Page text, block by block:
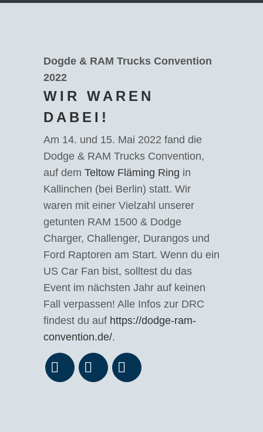
Dogde & RAM Trucks Convention
2022
WIR WAREN
DABEI!
Am 14. und 15. Mai 2022 fand die
Dodge & RAM Trucks Convention,
auf dem Teltow Fläming Ring in
Kallinchen (bei Berlin) statt. Wir
waren mit einer Vielzahl unserer
getunten RAM 1500 & Dodge
Charger, Challenger, Durangos und
Ford Raptoren am Start. Wenn du ein
US Car Fan bist, solltest du das
Event im nächsten Jahr auf keinen
Fall verpassen! Alle Infos zur DRC
findest du auf https://dodge-ram-
convention.de/.